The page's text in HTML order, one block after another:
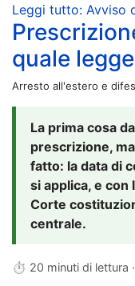
Leggi tutto: Avviso
quale
Arresto all'estero e
La prima cosa
prescrizione,
fatto: la data di
si applica, e con
Corte
centrale.
⏱ 20 minuti di lettura